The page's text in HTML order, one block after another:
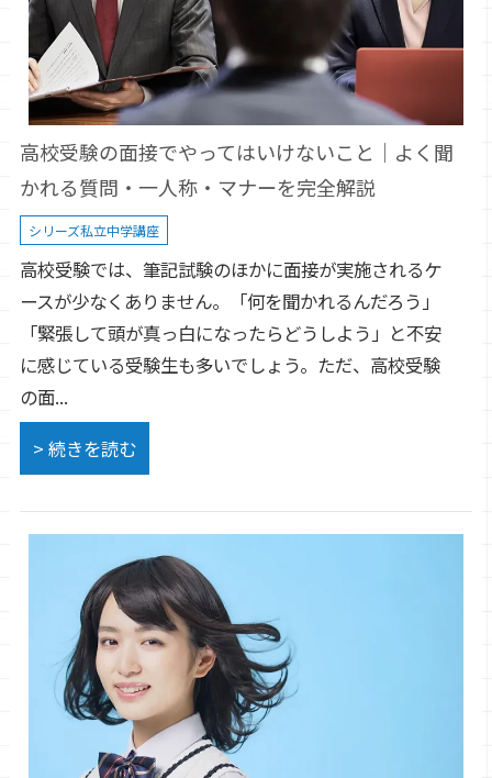
高校受験の面接でやってはいけないこと｜よく聞
かれる質問・一人称・マナーを完全解説
シリーズ私立中学講座
高校受験では、筆記試験のほかに面接が実施されるケ
ースが少なくありません。「何を聞かれるんだろう」
「緊張して頭が真っ白になったらどうしよう」と不安
に感じている受験生も多いでしょう。ただ、高校受験
の面...
> 続きを読む